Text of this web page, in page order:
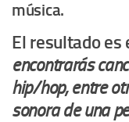
música.
El resultado es
encontrarás
hip/hop, entre
sonora de una